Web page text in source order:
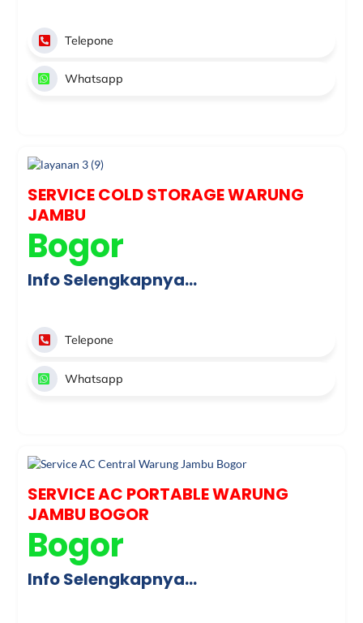
Telepone
Whatsapp
SERVICE COLD STORAGE WARUNG
JAMBU
Bogor
Info Selengkapnya…
Telepone
Whatsapp
SERVICE AC PORTABLE WARUNG
JAMBU BOGOR
Bogor
Info Selengkapnya…